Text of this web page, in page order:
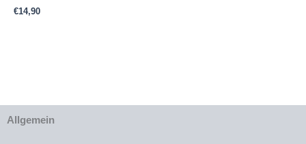
€14,90
Allgemein